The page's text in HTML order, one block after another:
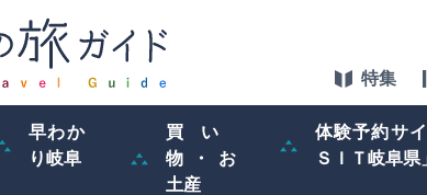
特集
早わか
り岐阜
買い
物・お
土産
体験予約サ
ＳＩＴ岐阜県」